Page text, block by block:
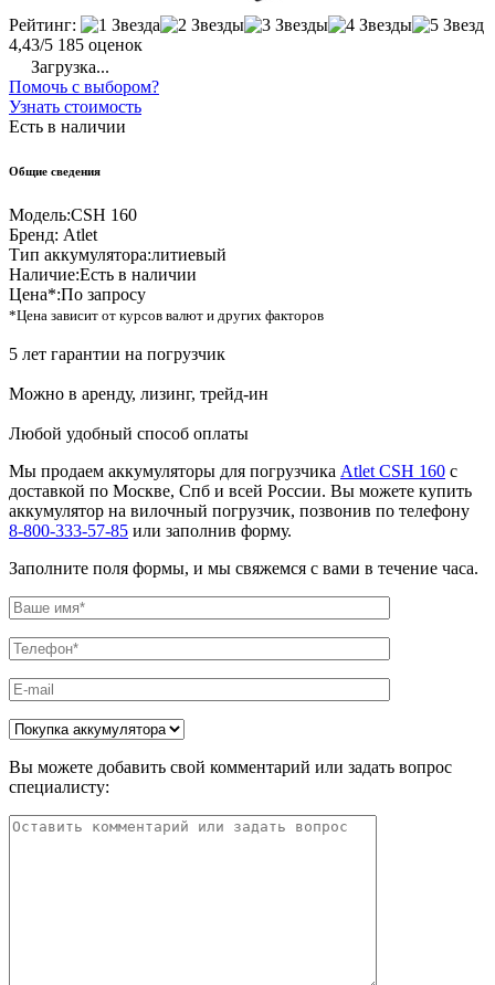
Рейтинг:
4,43/5 185 оценок
Загрузка...
Помочь с выбором?
Узнать стоимость
Есть в наличии
Общие сведения
Модель:CSH 160
Бренд: Atlet
Тип аккумулятора:литиевый
Наличие:Есть в наличии
Цена*:По запросу
*Цена зависит от курсов валют и других факторов
5 лет гарантии на погрузчик
Можно в аренду, лизинг, трейд-ин
Любой удобный способ оплаты
Мы продаем аккумуляторы для погрузчика Atlet CSH 160 с
доставкой по Москве, Спб и всей России. Вы можете купить
аккумулятор на вилочный погрузчик, позвонив по телефону
8-800-333-57-85 или заполнив форму.
Заполните поля формы, и мы свяжемся с вами в течение часа.
Вы можете добавить свой комментарий или задать вопрос
специалисту: